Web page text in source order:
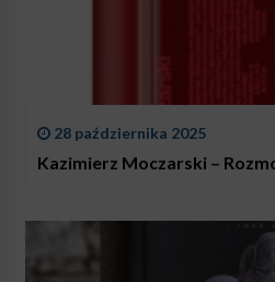
28 października 2025
Kazimierz Moczarski –